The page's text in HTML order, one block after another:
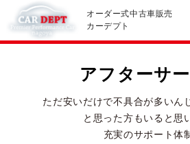
オーダー式中古車販売
カーデプト
アフターサ
ただ安いだけで不具合が多いん
と思った方もいると思
充実のサポート体